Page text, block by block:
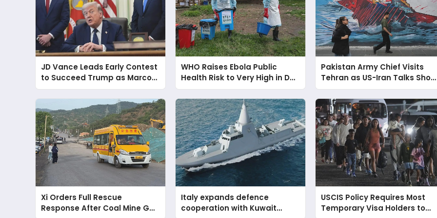
JD Vance Leads Early Contest
to Succeed Trump as Marco
Rubio Emerges as Main
Alternative for 2028
WHO Raises Ebola Public
Health Risk to Very High in DR
Congo as Cases Increase
Pakistan Army Chief Visits
Tehran as US-Iran Talks Show
Limited Progress
Xi Orders Full Rescue
Response After Coal Mine Gas
Italy expands defence
cooperation with Kuwait
USCIS Policy Requires Most
Temporary Visa Holders to